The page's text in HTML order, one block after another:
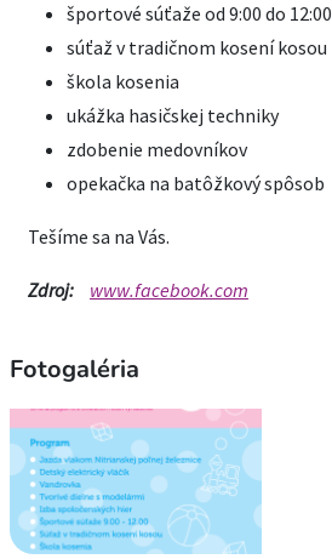
športové súťaže od 9:00 do 12:00
súťaž v tradičnom kosení kosou
škola kosenia
ukážka hasičskej techniky
zdobenie medovníkov
opekačka na batôžkový spôsob
Tešíme sa na Vás.
Zdroj: www.facebook.com
Fotogaléria